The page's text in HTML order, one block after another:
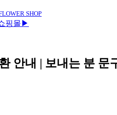
SHOP
핑몰▶
안내 | 보내는 분 문